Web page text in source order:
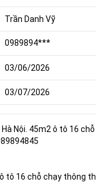
Trần Danh Vỹ
0989894***
03/06/2026
03/07/2026
Hà Nội. 45m2 ô tô 16
tô 16 chỗ chạy thông